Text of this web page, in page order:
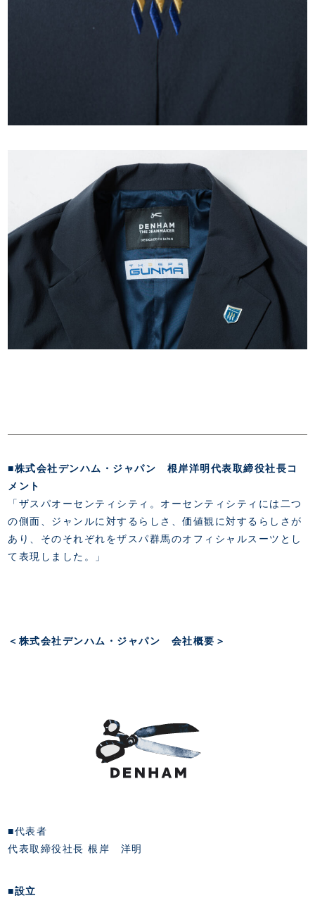
■株式会社デンハム・ジャパン 根岸洋明代表取締役社長コ
メント
「ザスパオーセンティシティ。オーセンティシティには二つ
の側面、ジャンルに対するらしさ、価値観に対するらしさが
あり、そのそれぞれをザスパ群馬のオフィシャルスーツとし
て表現しました。」
＜株式会社デンハム・ジャパン 会社概要＞
■代表者
代表取締役社長 根岸 洋明
■設立